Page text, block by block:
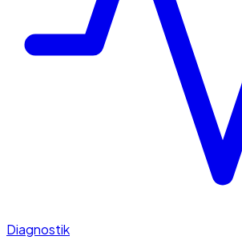
Diagnostik